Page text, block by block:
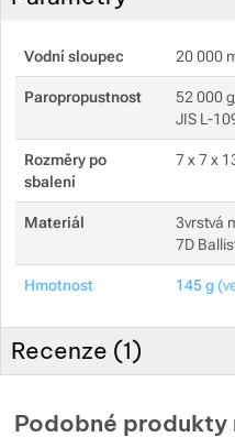
Vodní sloupec 20 000
Paropropustnost
52 000
JIS L-
Rozměry po
sbalení
7 x 7 x
Materiál
3vrstvá
7D
Hmotnost 145 g
Recenze (1)
Podobné produkty